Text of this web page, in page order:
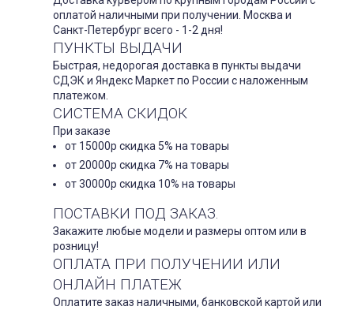
оплатой наличными при получении. Москва и
Санкт-Петербург всего - 1-2 дня!
ПУНКТЫ ВЫДАЧИ
Быстрая, недорогая доставка в пункты выдачи
СДЭК и Яндекс Маркет по России с наложенным
платежом.
СИСТЕМА СКИДОК
При заказе
от 15000р скидка 5% на товары
от 20000р скидка 7% на товары
от 30000р скидка 10% на товары
ПОСТАВКИ ПОД ЗАКАЗ.
Закажите любые модели и размеры оптом или в
розницу!
ОПЛАТА ПРИ ПОЛУЧЕНИИ ИЛИ
ОНЛАЙН ПЛАТЕЖ
Оплатите заказ наличными, банковской картой или